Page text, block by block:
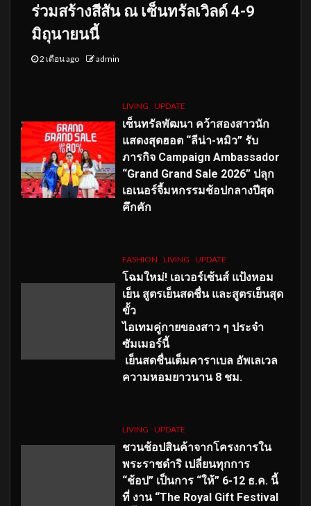
ร่วมสร้างสีสัน ณ เซ็นทรัลเวิลด์ 4-9
มิถุนายนนี้
2 เดือน ago admin
LIVING UPDATE
เซ็นทรัลพัฒนา คว้าสองสาวนัก
แสดงสุดฮอต “ลีน่า-หมิว” รับ
ภารกิจ Campaign Ambassador
“Grand Grand Sale 2026” ปลุก
เอเนอร์จี้มหกรรมช้อปกลางปีสุด
คึกคัก
FASHION LIVING UPDATE
โฉมใหม่! เอเวอร์เซ้นส์ แป้งหอม
เย็น สูตรเย็นสดชื่น และสูตรเย็นสุด
ขั้ว
ไอเทมคู่กายของสาว ๆ ประจำ
ซัมเมอร์นี้
เย็นสดชื่นเต็มคาราเบล อัพเลเวล
ความหอมยาวนาน 8 ชม.
LIVING UPDATE
ชวนช้อปสินค้าจากโครงการใน
พระราชดำริ เปลี่ยนทุกการ
“ช้อป” เป็นการ “ให้” 6-12 ธ.ค. นี้
ที่ งาน “The Royal Gift Festival